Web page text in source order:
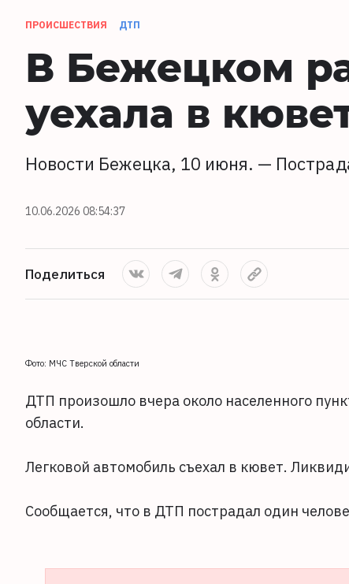
ПРОИСШЕСТВИЯ ДТП
В Бежецком
уехала в
Новости Бежецка, 10 июня. —
10.06.2026 08:54:37
Поделиться
Фото: МЧС Тверской области
ДТП произошло вчера около населенного
области.
Легковой автомобиль съехал в кювет.
Сообщается, что в ДТП пострадал один